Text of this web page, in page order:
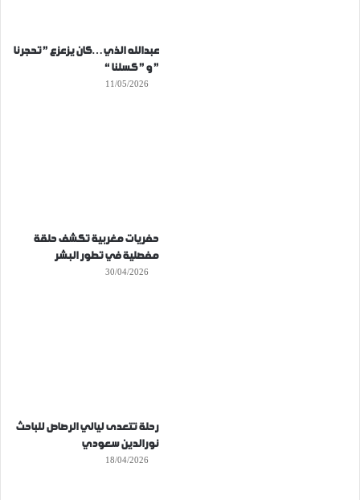
عبدالله الذي…كان يزعزع ” تحجرنا
” و ” كسلنا “
11/05/2026
حفريات مغربية تكشف حلقة
مفصلية في تطور البشر
30/04/2026
رحلة تتعدى ليالي الرصاص للباحث
نورالدين سعودي
18/04/2026